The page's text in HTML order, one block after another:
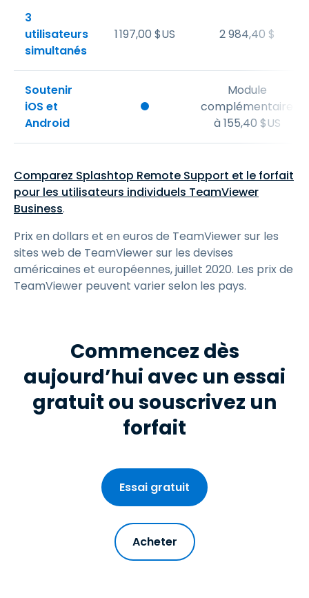
3
utilisateurs
simultanés
1197,00 $US 2 984,40 $
Soutenir
iOS et
Android
Module
complémentaire
à155,40 $US
Comparez Splashtop Remote Support et le forfait
pour les utilisateurs individuels TeamViewer
Business.
Prix en dollars et en euros de TeamViewer sur les
sites web de TeamViewer sur les devises
américaines et européennes, juillet 2020. Les prix de
TeamViewer peuvent varier selon les pays.
Commencez dès
aujourd’hui avec un essai
gratuit ou souscrivez un
forfait
Essai gratuit
Acheter